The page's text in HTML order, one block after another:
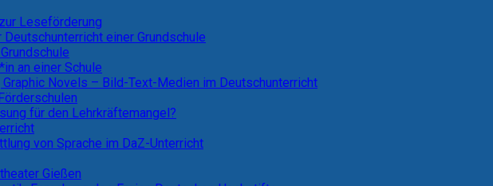
Leseförderung
einer Grundschule
an einer Schule
Graphic Novels – Bild-Text-Medien im Deutschunterricht
für den Lehrkräftemangel?
von Sprache im DaZ-Unterricht
Gießen